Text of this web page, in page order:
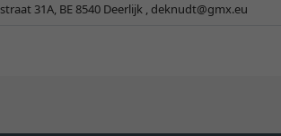
31A, BE 8540 Deerlijk , deknudt@gmx.eu